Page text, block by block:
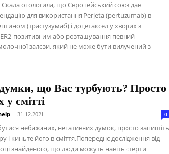
Скала оголосила, що Європейський союз дав
для використання Perjeta (pertuzumab) в
(трастузумаб) і доцетаксел у хворих з
позитивним або розташування певний
залози, який не може бути вилучений з
що Вас турбують? Просто
у смітті
- 31.12.2021 0
небажаних, негативних думок, просто запишіть
і киньте його в сміття.Попереднє дослідження від
знайденого, що люди можуть навіть стерти